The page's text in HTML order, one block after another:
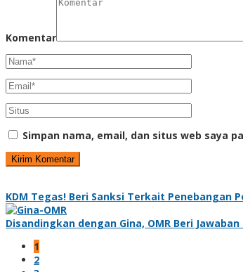
Komentar
Simpan nama, email, dan situs web saya
KDM Tegas! Beri Sanksi Terkait Penebangan
Disandingkan dengan Gina, OMR Beri
1
2